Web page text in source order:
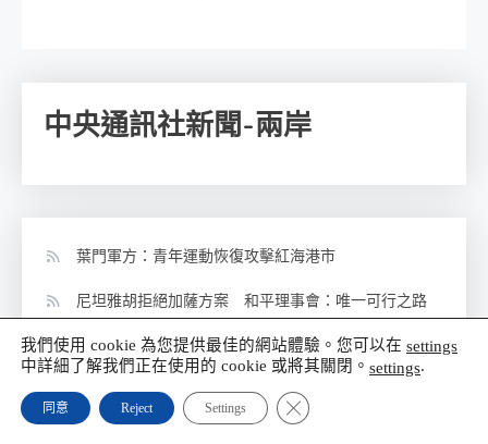
中央通訊社新聞-兩岸
葉門軍方：青年運動恢復攻擊紅海港市
尼坦雅胡拒絕加薩方案 和平理事會：唯一可行之路
川普稱對伊朗採低調策略 法新：似暗示打消軍事打擊
與俄羅斯達諒解備忘錄 敘利亞接管2處俄基地民用設
施
我們使用 cookie 為您提供最佳的網站體驗。您可以在 settings
中詳細了解我們正在使用的 cookie 或將其關閉。 settings.
同意 Reject Settings Close GDPR Cookie Banner